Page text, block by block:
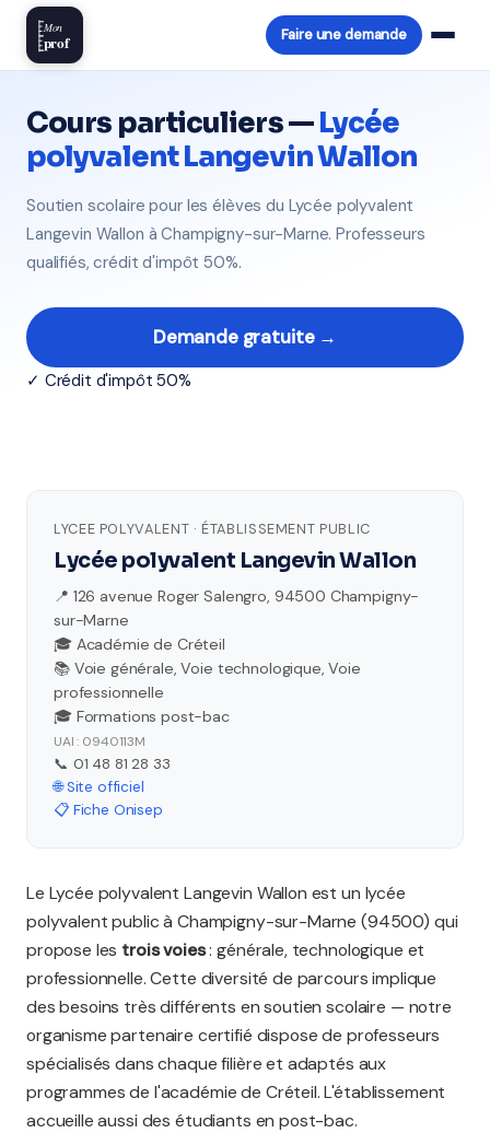
Mon
prof Faire une demande
Cours particuliers —Lycée
polyvalent Langevin Wallon
Soutien scolaire pour les élèves du Lycée polyvalent
Langevin Wallon à Champigny-sur-Marne. Professeurs
qualifiés, crédit d'impôt 50%.
Demande gratuite →
✓ Crédit d'impôt 50%
LYCEE POLYVALENT · ÉTABLISSEMENT PUBLIC
Lycée polyvalent Langevin Wallon
📍 126 avenue Roger Salengro, 94500 Champigny-
sur-Marne
🎓 Académie de Créteil
📚 Voie générale, Voie technologique, Voie
professionnelle
🎓 Formations post-bac
UAI : 0940113M
📞 01 48 81 28 33
🌐 Site officiel
📋 Fiche Onisep
Le Lycée polyvalent Langevin Wallon est un lycée
polyvalent public à Champigny-sur-Marne (94500) qui
propose les trois voies: générale, technologique et
professionnelle. Cette diversité de parcours implique
des besoins très différents en soutien scolaire — notre
organisme partenaire certifié dispose de professeurs
spécialisés dans chaque filière et adaptés aux
programmes de l'académie de Créteil. L'établissement
accueille aussi des étudiants en post-bac.